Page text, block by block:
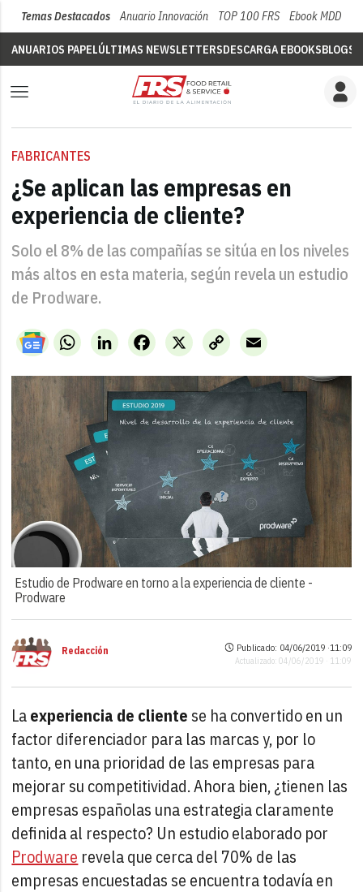
Temas Destacados Anuario Innovación TOP 100 FRS Ebook MDD
ANUARIOS PAPELÚLTIMAS NEWSLETTERSDESCARGA EBOOKSBLOGS
FABRICANTES
¿Se aplican las empresas en
experiencia de cliente?
Solo el 8% de las compañías se sitúa en los niveles
más altos en esta materia, según revela un estudio
de Prodware.
WhatsAppLinkedIn X
Facebook
Copy
Link
Email
Estudio de Prodware en torno a la experiencia de cliente -
Prodware
Redacción Publicado: 04/06/2019 ·11:09
Actualizado: 04/06/2019 · 11:09
Laexperiencia de cliente se ha convertido en un
factor diferenciador para las marcas y, por lo
tanto, en una prioridad de las empresas para
mejorar su competitividad. Ahora bien, ¿tienen las
empresas españolas una estrategia claramente
definida al respecto? Un estudio elaborado por
Prodware revela que cerca del 70% de las
empresas encuestadas se encuentra todavía en